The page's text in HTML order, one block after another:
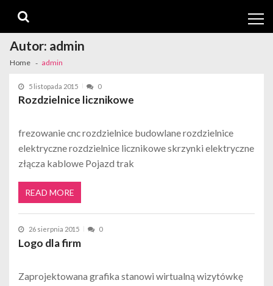
navigation
content
Autor: admin
Home admin
5 listopada 2015 0
Rozdzielnice licznikowe
frezowanie cnc rozdzielnice budowlane rozdzielnice
elektryczne rozdzielnice licznikowe skrzynki elektryczne
złącza kablowe Pojazd trak
READ MORE
26 sierpnia 2015 0
Logo dla firm
Zaprojektowana grafika stanowi wirtualną wizytówkę